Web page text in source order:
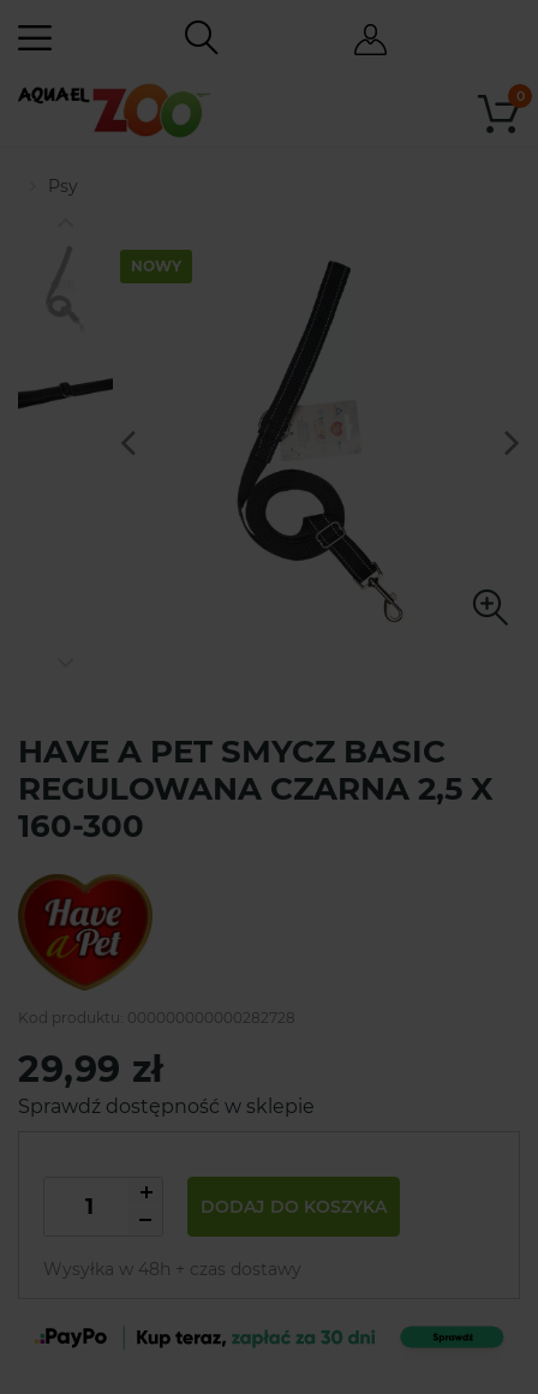
0
Psy
NOWY
HAVE A PET SMYCZ BASIC
REGULOWANA CZARNA 2,5 X
160-300
Kod produktu: 000000000000282728
29,99 zł
Sprawdź dostępność w sklepie
DODAJ DO KOSZYKA
Wysyłka w 48h + czas dostawy